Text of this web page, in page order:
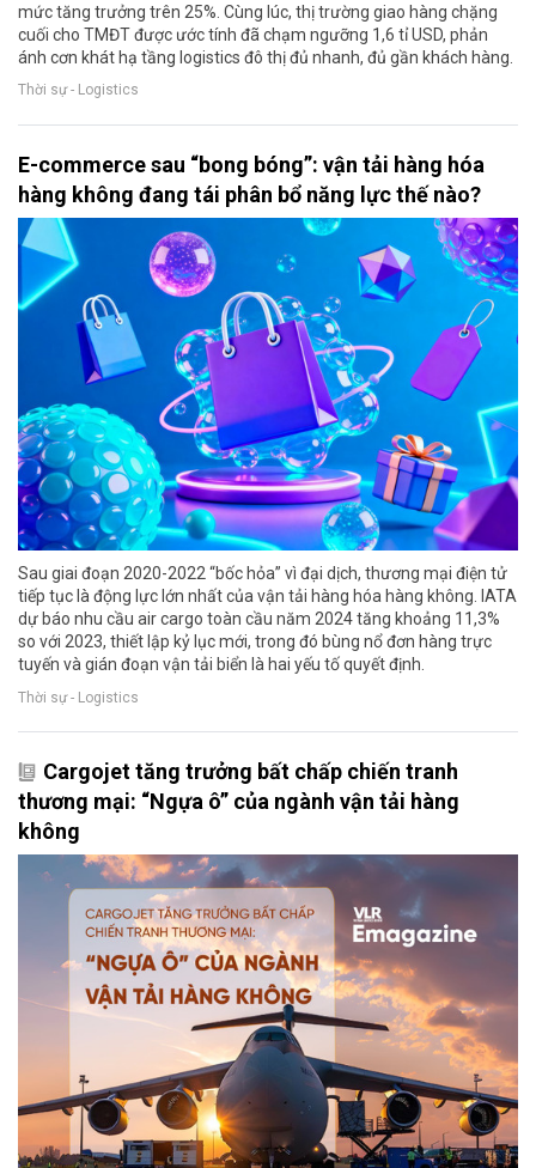
mức tăng trưởng trên 25%. Cùng lúc, thị trường giao hàng chặng
cuối cho TMĐT được ước tính đã chạm ngưỡng 1,6 tỉ USD, phản
ánh cơn khát hạ tầng logistics đô thị đủ nhanh, đủ gần khách hàng.
Thời sự - Logistics
E-commerce sau “bong bóng”: vận tải hàng hóa
hàng không đang tái phân bổ năng lực thế nào?
Sau giai đoạn 2020-2022 “bốc hỏa” vì đại dịch, thương mại điện tử
tiếp tục là động lực lớn nhất của vận tải hàng hóa hàng không. IATA
dự báo nhu cầu air cargo toàn cầu năm 2024 tăng khoảng 11,3%
so với 2023, thiết lập kỷ lục mới, trong đó bùng nổ đơn hàng trực
tuyến và gián đoạn vận tải biển là hai yếu tố quyết định.
Thời sự - Logistics
Cargojet tăng trưởng bất chấp chiến tranh
thương mại: “Ngựa ô” của ngành vận tải hàng
không